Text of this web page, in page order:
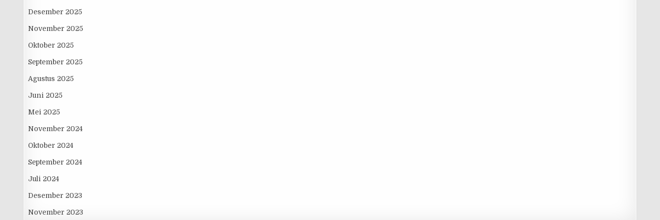
Desember 2025
November 2025
Oktober 2025
September 2025
Agustus 2025
Juni 2025
Mei 2025
November 2024
Oktober 2024
September 2024
Juli 2024
Desember 2023
November 2023